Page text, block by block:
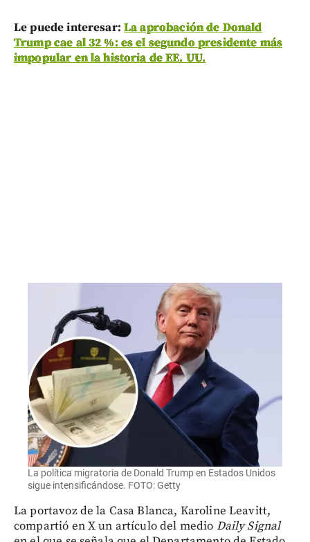
Le puede interesar: La aprobación de Donald
Trump cae al 32 %: es el segundo presidente más
impopular en la historia de EE. UU.
La política migratoria de Donald Trump en Estados Unidos
sigue intensificándose. FOTO: Getty
La portavoz de la Casa Blanca, Karoline Leavitt,
compartió en X un artículo del medio Daily Signal